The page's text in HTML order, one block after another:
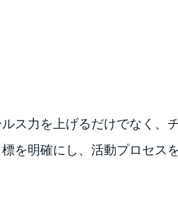
ス力を上げるだけでなく
を明確にし、活動プロセ